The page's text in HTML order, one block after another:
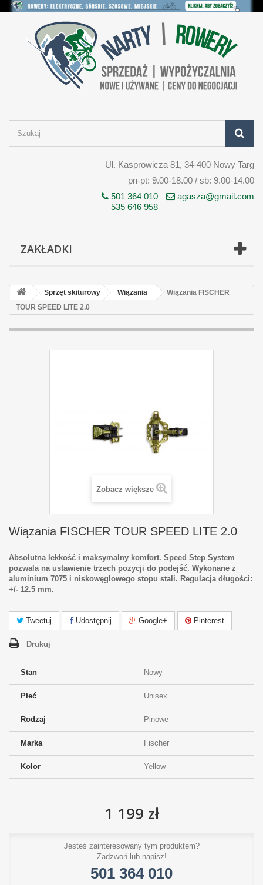
Ul. Kasprowicza 81, 34-400 Nowy Targ
pn-pt: 9.00-18.00 / sb: 9.00-14.00
501 364 010
535 646 958
agasza@gmail.com
ZAKŁADKI
Sprzęt skiturowy Wiązania
Wiązania FISCHER
TOUR SPEED LITE 2.0
Zobacz większe
Wiązania FISCHER TOUR SPEED LITE 2.0
Absolutna lekkość i maksymalny komfort. Speed Step System
pozwala na ustawienie trzech pozycji do podejść. Wykonane z
aluminium 7075 i niskowęglowego stopu stali. Regulacja długości:
+/- 12.5 mm.
Tweetuj Udostępnij Google+ Pinterest
Drukuj
Stan Nowy
Płeć Unisex
Rodzaj Pinowe
Marka Fischer
Kolor Yellow
1 199 zł
Jesteś zainteresowany tym produktem?
Zadzwoń lub napisz!
501 364 010